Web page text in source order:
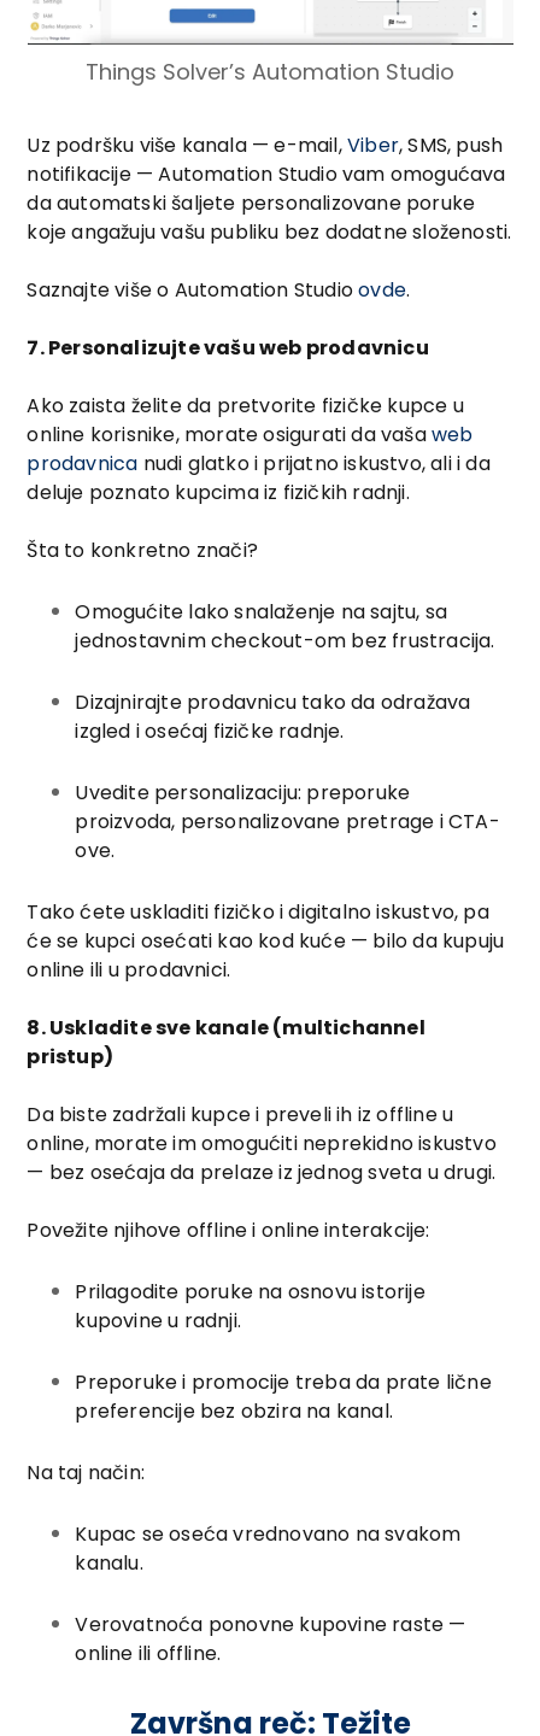
Things Solver’s Automation Studio
Uz podršku više kanala — e-mail,Viber, SMS, push
notifikacije — Automation Studio vam omogućava
da automatski šaljete personalizovane poruke
koje angažuju vašu publiku bez dodatne složenosti.
Saznajte više o Automation Studioovde.
7. Personalizujte vašu web prodavnicu
Ako zaista želite da pretvorite fizičke kupce u
online korisnike, morate osigurati da vašaweb
prodavnica nudi glatko i prijatno iskustvo, ali i da
deluje poznato kupcima iz fizičkih radnji.
Šta to konkretno znači?
Omogućite lako snalaženje na sajtu, sa
jednostavnim checkout-om bez frustracija.
Dizajnirajte prodavnicu tako da odražava
izgled i osećaj fizičke radnje.
Uvedite personalizaciju: preporuke
proizvoda, personalizovane pretrage i CTA-
ove.
Tako ćete uskladiti fizičko i digitalno iskustvo, pa
će se kupci osećati kao kod kuće — bilo da kupuju
online ili u prodavnici.
8. Uskladite sve kanale (multichannel
pristup)
Da biste zadržali kupce i preveli ih iz offline u
online, morate im omogućiti neprekidno iskustvo
— bez osećaja da prelaze iz jednog sveta u drugi.
Povežite njihove offline i online interakcije:
Prilagodite poruke na osnovu istorije
kupovine u radnji.
Preporuke i promocije treba da prate lične
preferencije bez obzira na kanal.
Na taj način:
Kupac se oseća vrednovano na svakom
kanalu.
Verovatnoća ponovne kupovine raste —
online ili offline.
Završna reč: Težite